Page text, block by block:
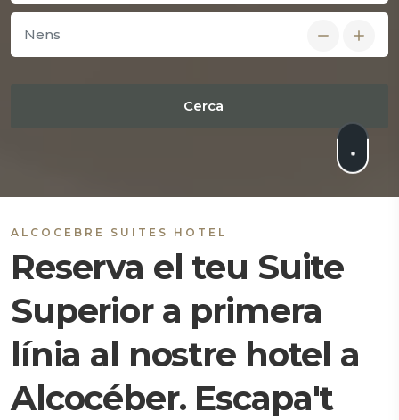
Nens
ALCOCEBRE SUITES HOTEL
Reserva el teu Suite
Superior a primera
línia al nostre hotel a
Alcocéber. Escapa't